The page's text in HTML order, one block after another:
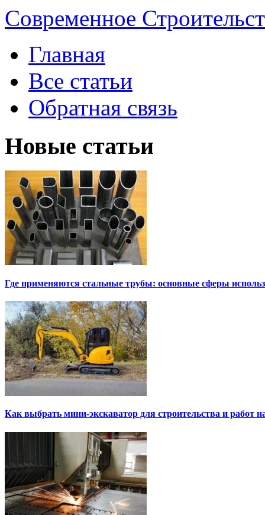
Современное
Главная
Все статьи
Обратная связь
Новые статьи
Где применяются стальные трубы: основные сферы
Как выбрать мини-экскаватор для строительства и работ